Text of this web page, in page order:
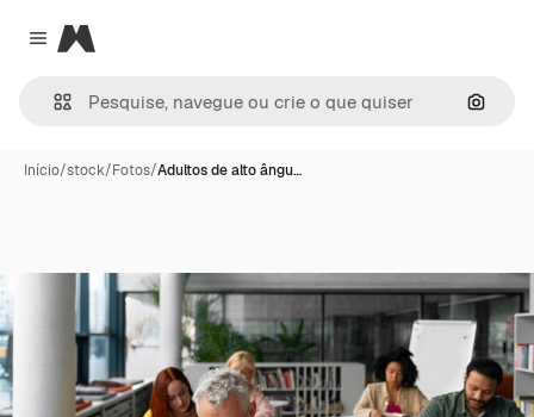
Close menu
Magnific
Início/stock/Fotos/Adultos de alto ângu…